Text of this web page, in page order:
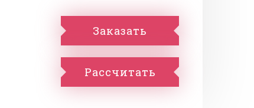
Заказать
Рассчитать